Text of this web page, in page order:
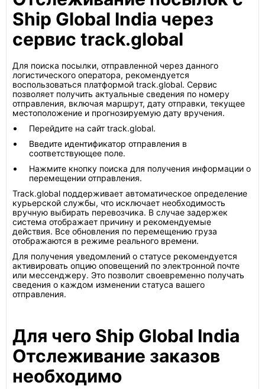
Ship Global India через
сервис track.global
Для поиска посылки, отправленной через данного
логистического оператора, рекомендуется
воспользоваться платформой track.global. Сервис
позволяет получить актуальные сведения по номеру
отправления, включая маршрут, дату отправки, текущее
местоположение и прогнозируемую дату вручения.
Перейдите на сайт track.global.
Введите идентификатор отправления в
соответствующее поле.
Нажмите кнопку поиска для получения информации о
перемещении отправления.
Track.global поддерживает автоматическое определение
курьерской службы, что исключает необходимость
вручную выбирать перевозчика. В случае задержек
система отображает причину и рекомендуемые
действия. Все обновления по перемещению груза
отображаются в режиме реального времени.
Для получения уведомлений о статусе рекомендуется
активировать опцию оповещений по электронной почте
или мессенджеру. Это позволит своевременно получать
сведения о каждом изменении статуса вашего
отправления.
Для чего Ship Global India
Отслеживание заказов
необходимо